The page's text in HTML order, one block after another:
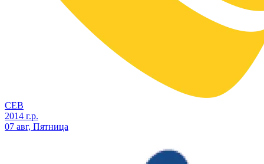
СЕВ
2014 г.р.
07 авг, Пятница